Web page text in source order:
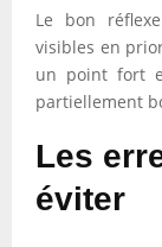
Le bon
visibles en
un point fort
partiellement
Les
éviter